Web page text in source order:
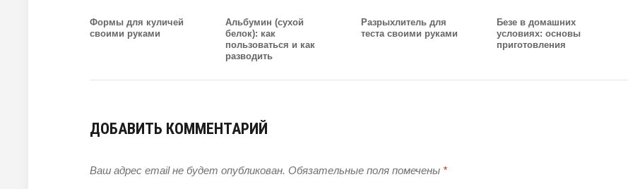
Формы для куличей
своими руками
Альбумин (сухой
белок): как
пользоваться и как
разводить
Разрыхлитель для
теста своими руками
Безе в домашних
условиях: основы
приготовления
ДОБАВИТЬ КОММЕНТАРИЙ
Ваш адрес email не будет опубликован. Обязательные поля помечены *